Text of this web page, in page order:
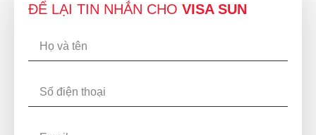
ĐỂ LẠI TIN NHẮN CHO VISA SUN